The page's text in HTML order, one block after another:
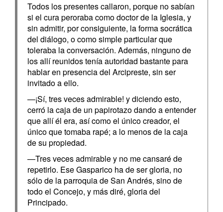
Todos los presentes callaron, porque no sabían
si el cura peroraba como doctor de la Iglesia, y
sin admitir, por consiguiente, la forma socrática
del diálogo, o como simple particular que
toleraba la conversación. Además, ninguno de
los allí reunidos tenía autoridad bastante para
hablar en presencia del Arcipreste, sin ser
invitado a ello.
—¡Sí, tres veces admirable! y diciendo esto,
cerró la caja de un papirotazo dando a entender
que allí él era, así como el único creador, el
único que tomaba rapé; a lo menos de la caja
de su propiedad.
—Tres veces admirable y no me cansaré de
repetirlo. Ese Gasparico ha de ser gloria, no
sólo de la parroquia de San Andrés, sino de
todo el Concejo, y más diré, gloria del
Principado.